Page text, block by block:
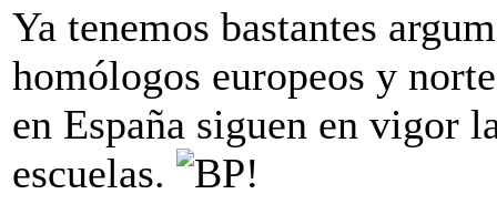
Ya tenemos bastantes
homólogos europeos y
en España siguen en vigor
escuelas.